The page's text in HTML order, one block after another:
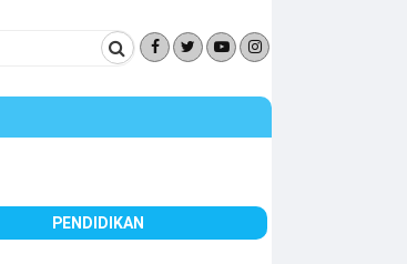
PENDIDIKAN